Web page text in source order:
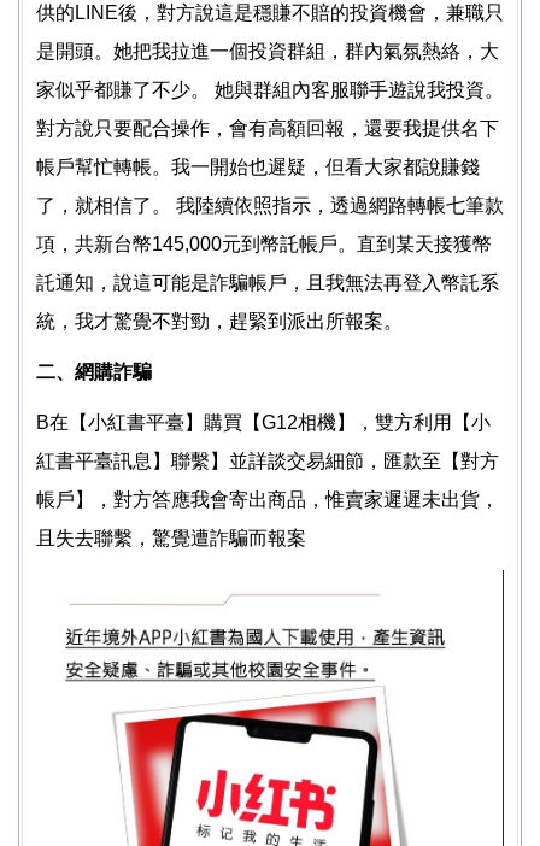
學生團體保險
獎助學金
供的LINE後，對方說這是穩賺不賠的投資機會，兼職只
是開頭。她把我拉進一個投資群組，群內氣氛熱絡，大
家似乎都賺了不少。 她與群組內客服聯手遊說我投資。
對方說只要配合操作，會有高額回報，還要我提供名下
帳戶幫忙轉帳。我一開始也遲疑，但看大家都說賺錢
了，就相信了。 我陸續依照指示，透過網路轉帳七筆款
項，共新台幣145,000元到幣託帳戶。直到某天接獲幣
託通知，說這可能是詐騙帳戶，且我無法再登入幣託系
統，我才驚覺不對勁，趕緊到派出所報案。
二、網購詐騙
B在【小紅書平臺】購買【G12相機】，雙方利用【小
紅書平臺訊息】聯繫】並詳談交易細節，匯款至【對方
帳戶】，對方答應我會寄出商品，惟賣家遲遲未出貨，
且失去聯繫，驚覺遭詐騙而報案